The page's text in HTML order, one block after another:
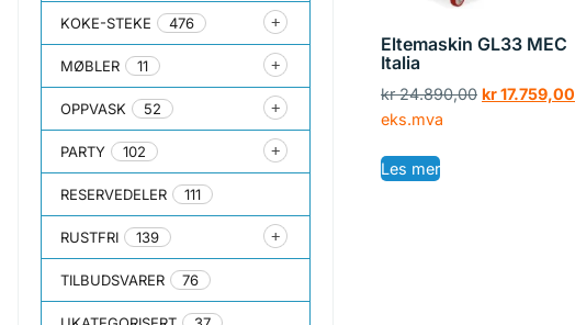
KOKE-STEKE 476
MØBLER 11
OPPVASK 52
PARTY 102
RESERVEDELER 111
RUSTFRI 139
TILBUDSVARER 76
Eltemaskin GL33 MEC
Italia
kr24.890,00 kr17.759,00
eks.mva
Les mer